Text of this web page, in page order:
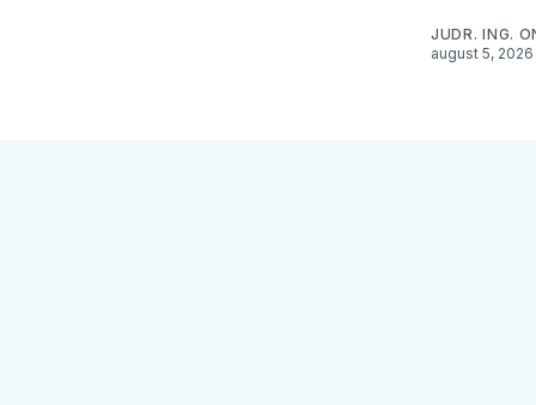
JUDR. ING.
august 5, 2026